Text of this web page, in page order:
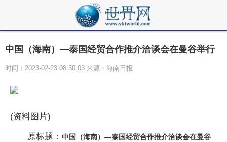
中国（海南）—泰国经贸合作推介洽谈会在曼谷举行
时间：2023-02-23 08:50:03 来源：海南日报
(资料图片)
原标题： 中国（海南）—泰国经贸合作推介洽谈会在曼谷